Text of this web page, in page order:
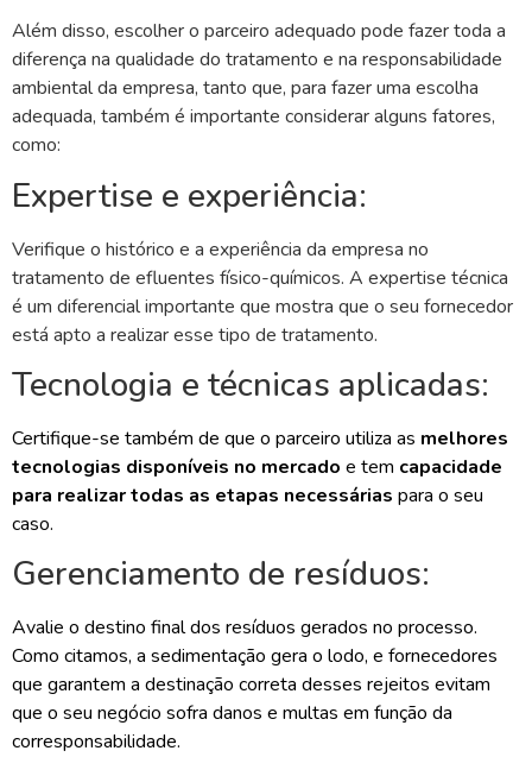
Além disso, escolher o parceiro adequado pode fazer toda a
diferença na qualidade do tratamento e na responsabilidade
ambiental da empresa, tanto que, para fazer uma escolha
adequada, também é importante considerar alguns fatores,
como:
Expertise e experiência:
Verifique o histórico e a experiência da empresa no
tratamento de efluentes físico-químicos. A expertise técnica
é um diferencial importante que mostra que o seu fornecedor
está apto a realizar esse tipo de tratamento.
Tecnologia e técnicas aplicadas:
Certifique-se também de que o parceiro utiliza as melhores
tecnologias disponíveis no mercado e tem capacidade
para realizar todas as etapas necessárias para o seu
caso.
Gerenciamento de resíduos:
Avalie o destino final dos resíduos gerados no processo.
Como citamos, a sedimentação gera o lodo, e fornecedores
que garantem a destinação correta desses rejeitos evitam
que o seu negócio sofra danos e multas em função da
corresponsabilidade.